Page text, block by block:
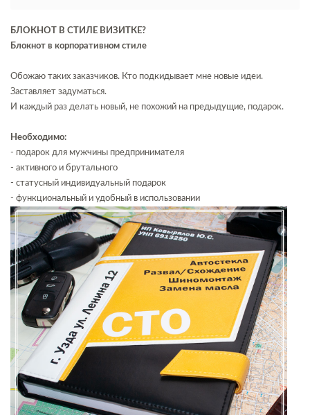
БЛОКНОТ В СТИЛЕ ВИЗИТКЕ?
Блокнот в корпоративном стиле
Обожаю таких заказчиков. Кто подкидывает мне новые идеи.
Заставляет задуматься.
И каждый раз делать новый, не похожий на предыдущие, подарок.
Необходимо:
- подарок для мужчины предпринимателя
- активного и брутального
- статусный индивидуальный подарок
- функциональный и удобный в использовании